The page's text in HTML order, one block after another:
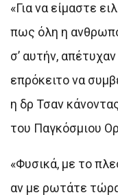
«Για να είμαστε
πως όλη η
σ’ αυτήν,
επρόκειτο να
η δρ Τσαν
του Παγκόσμιου
«Φυσικά, με το
αν με ρωτάτε